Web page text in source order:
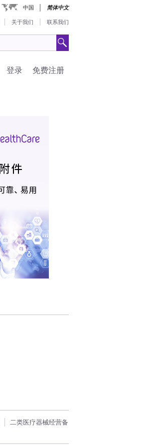
中国 简体中文
关于我们 联系我们
免费注册
登录
二类医疗器械经营备